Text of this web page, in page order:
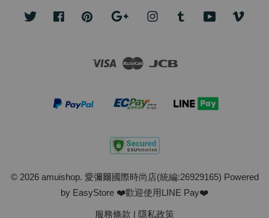
Twitter FacebookPinterest Google InstagramTumblr YouTube
Visa Master
© 2026 amuishop. 愛彌爾國際時尚店(統編:26929165) Powered
by EasyStore ❤️歡迎使用LINE Pay❤️
服務條款 | 隱私政策